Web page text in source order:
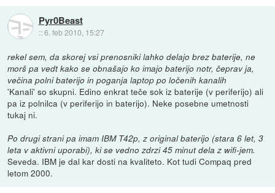
Pyr0Beast
::6. feb 2010, 15:27
rekel sem, da skorej vsi prenosniki lahko delajo brez baterije, ne
morš pa vedt kako se obnašajo ko imajo baterijo notr, čeprav ja,
večina polni baterijo in poganja laptop po ločenih kanalih
'Kanali' so skupni. Edino enkrat teče sok iz baterije (v periferijo) ali
pa iz polnilca (v periferijo in baterijo). Neke posebne umetnosti
tukaj ni.
Po drugi strani pa imam IBM T42p, z original baterijo (stara 6 let, 3
leta v aktivni uporabi), ki se vedno zdrzi 45 minut dela z wifi-jem.
Seveda. IBM je dal kar dosti na kvaliteto. Kot tudi Compaq pred
letom 2000.